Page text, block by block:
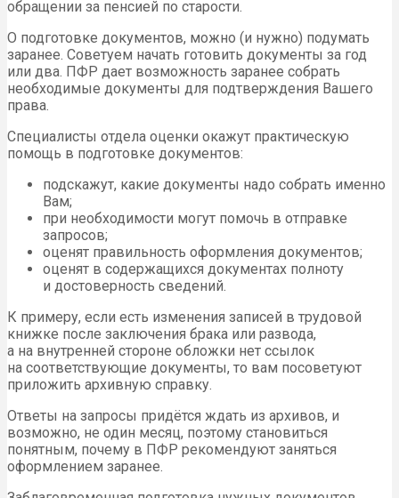
обращении за пенсией по старости.
О подготовке документов, можно (и нужно) подумать
заранее. Советуем начать готовить документы за год
или два. ПФР дает возможность заранее собрать
необходимые документы для подтверждения Вашего
права.
Специалисты отдела оценки окажут практическую
помощь в подготовке документов:
подскажут, какие документы надо собрать именно
Вам;
при необходимости могут помочь в отправке
запросов;
оценят правильность оформления документов;
оценят в содержащихся документах полноту
и достоверность сведений.
К примеру, если есть изменения записей в трудовой
книжке после заключения брака или развода,
а на внутренней стороне обложки нет ссылок
на соответствующие документы, то вам посоветуют
приложить архивную справку.
Ответы на запросы придётся ждать из архивов, и
возможно, не один месяц, поэтому становиться
понятным, почему в ПФР рекомендуют заняться
оформлением заранее.